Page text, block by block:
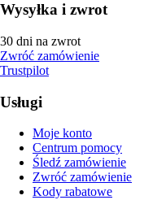
Wysyłka i zwrot
30 dni na zwrot
Zwróć zamówienie
Trustpilot
Usługi
Moje konto
Centrum pomocy
Śledź zamówienie
Zwróć zamówienie
Kody rabatowe